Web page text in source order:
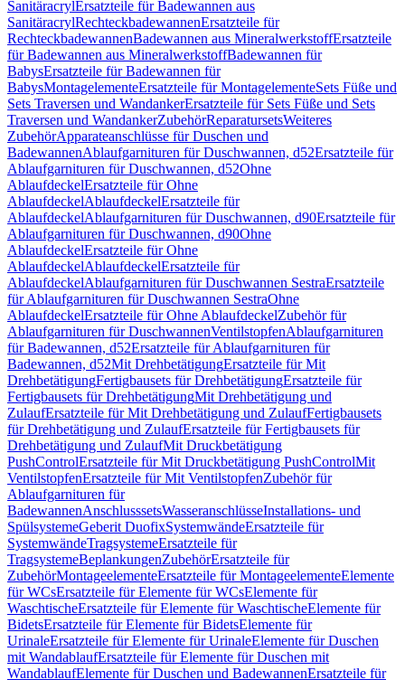
SanitäracrylErsatzteile für Badewannen aus
SanitäracrylRechteckbadewannenErsatzteile für
RechteckbadewannenBadewannen aus MineralwerkstoffErsatzteile
für Badewannen aus MineralwerkstoffBadewannen für
BabysErsatzteile für Badewannen für
BabysMontagelementeErsatzteile für MontagelementeSets Füße und
Sets Traversen und WandankerErsatzteile für Sets Füße und Sets
Traversen und WandankerZubehörReparatursetsWeiteres
ZubehörApparateanschlüsse für Duschen und
BadewannenAblaufgarnituren für Duschwannen, d52Ersatzteile für
Ablaufgarnituren für Duschwannen, d52Ohne
AblaufdeckelErsatzteile für Ohne
AblaufdeckelAblaufdeckelErsatzteile für
AblaufdeckelAblaufgarnituren für Duschwannen, d90Ersatzteile für
Ablaufgarnituren für Duschwannen, d90Ohne
AblaufdeckelErsatzteile für Ohne
AblaufdeckelAblaufdeckelErsatzteile für
AblaufdeckelAblaufgarnituren für Duschwannen SestraErsatzteile
für Ablaufgarnituren für Duschwannen SestraOhne
AblaufdeckelErsatzteile für Ohne AblaufdeckelZubehör für
Ablaufgarnituren für DuschwannenVentilstopfenAblaufgarnituren
für Badewannen, d52Ersatzteile für Ablaufgarnituren für
Badewannen, d52Mit DrehbetätigungErsatzteile für Mit
DrehbetätigungFertigbausets für DrehbetätigungErsatzteile für
Fertigbausets für DrehbetätigungMit Drehbetätigung und
ZulaufErsatzteile für Mit Drehbetätigung und ZulaufFertigbausets
für Drehbetätigung und ZulaufErsatzteile für Fertigbausets für
Drehbetätigung und ZulaufMit Druckbetätigung
PushControlErsatzteile für Mit Druckbetätigung PushControlMit
VentilstopfenErsatzteile für Mit VentilstopfenZubehör für
Ablaufgarnituren für
BadewannenAnschlusssetsWasseranschlüsseInstallations- und
SpülsystemeGeberit DuofixSystemwändeErsatzteile für
SystemwändeTragsystemeErsatzteile für
TragsystemeBeplankungenZubehörErsatzteile für
ZubehörMontageelementeErsatzteile für MontageelementeElemente
für WCsErsatzteile für Elemente für WCsElemente für
WaschtischeErsatzteile für Elemente für WaschtischeElemente für
BidetsErsatzteile für Elemente für BidetsElemente für
UrinaleErsatzteile für Elemente für UrinaleElemente für Duschen
mit WandablaufErsatzteile für Elemente für Duschen mit
WandablaufElemente für Duschen und BadewannenErsatzteile für